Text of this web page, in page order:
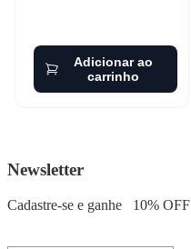
Adicionar ao
carrinho
Newsletter
Cadastre-se e ganhe 10% OFF